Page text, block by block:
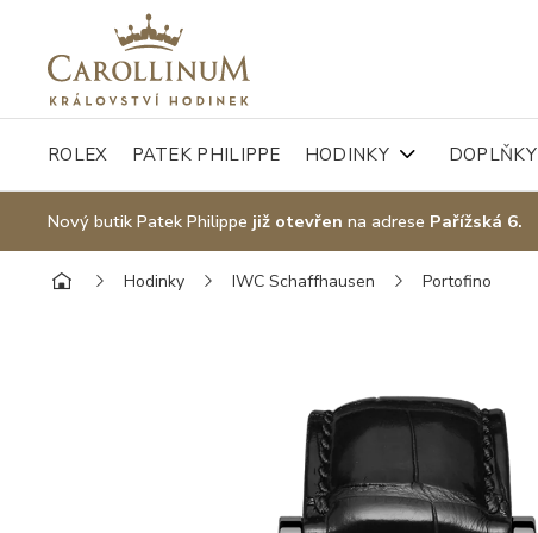
ROLEX PATEK PHILIPPE HODINKY DOPLŇKY
Nový butik Patek Philippe již otevřen na adrese Pařížská 6.
Hodinky IWC Schaffhausen Portofino